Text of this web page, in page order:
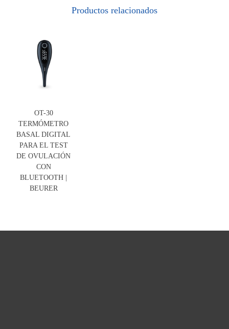
Productos relacionados
OT-30
TERMÓMETRO
BASAL DIGITAL
PARA EL TEST
DE OVULACIÓN
CON
BLUETOOTH |
BEURER